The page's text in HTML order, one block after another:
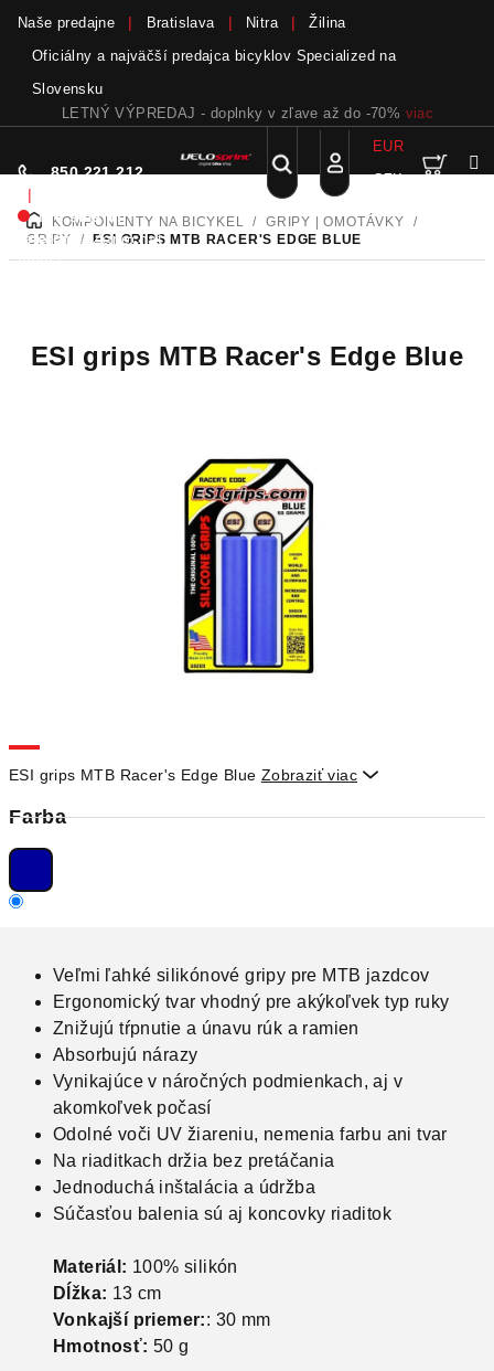
obsah
Naše predajne Bratislava Nitra
Žilina
Oficiálny a najväčší predajca bicyklov Specialized na
Slovensku
LETNÝ VÝPREDAJ - doplnky v zľave až do -70% viac
850 221 212
|
Nie sme pri
telefóne. Zanechať
odkaz
Hľadať
Prihlásenie
EUR
CZK
DOMOVKOMPONENTY NA BICYKEL / GRIPY | OMOTÁVKY
/
GRIPY
/ ESI GRIPS MTB RACER'S EDGE BLUE
ESI grips MTB Racer's Edge Blue Zobraziť viac 
Farba
ESI grips MTB Racer's Edge Blue
Veľmi ľahké silikónové gripy pre MTB jazdcov
Ergonomický tvar vhodný pre akýkoľvek typ ruky
Znižujú tŕpnutie a únavu rúk a ramien
Absorbujú nárazy
Vynikajúce v náročných podmienkach, aj v
akomkoľvek počasí
Odolné voči UV žiareniu, nemenia farbu ani tvar
Na riaditkach držia bez pretáčania
Jednoduchá inštalácia a údržba
Súčasťou balenia sú aj koncovky riaditok
Materiál: 100% silikón
Dĺžka: 13 cm
Vonkajší priemer:: 30 mm
Hmotnosť: 50 g